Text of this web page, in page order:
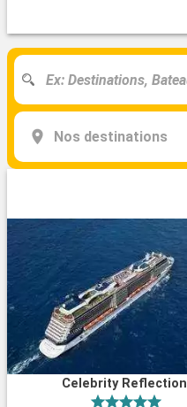
Nos destinations
Celebrity Reflection